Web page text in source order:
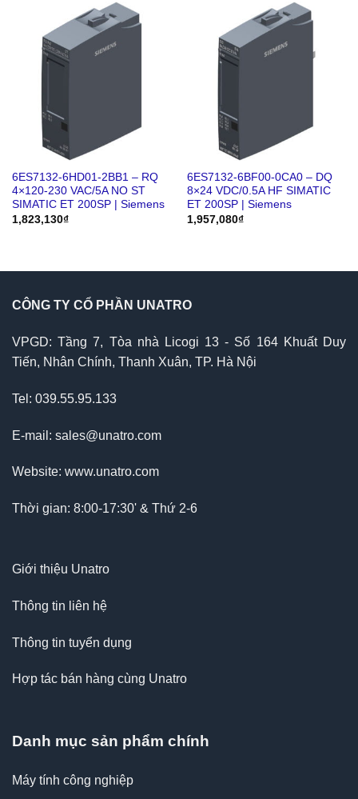
6ES7132-6HD01-2BB1 – RQ
4×120-230 VAC/5A NO ST
SIMATIC ET 200SP | Siemens
1,823,130₫
6ES7132-6BF00-0CA0 – DQ
8×24 VDC/0.5A HF SIMATIC
ET 200SP | Siemens
1,957,080₫
CÔNG TY CỔ PHẦN UNATRO
VPGD: Tầng 7, Tòa nhà Licogi 13 - Số 164 Khuất Duy
Tiến, Nhân Chính, Thanh Xuân, TP. Hà Nội
Tel: 039.55.95.133
E-mail: sales@unatro.com
Website: www.unatro.com
Thời gian: 8:00-17:30' & Thứ 2-6
Giới thiệu Unatro
Thông tin liên hệ
Thông tin tuyển dụng
Hợp tác bán hàng cùng Unatro
Danh mục sản phẩm chính
Máy tính công nghiệp